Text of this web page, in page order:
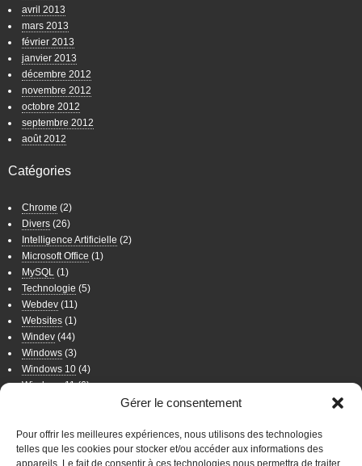
Gérer le consentement
Pour offrir les meilleures expériences, nous utilisons des technologies
telles que les cookies pour stocker et/ou accéder aux informations des
appareils. Le fait de consentir à ces technologies nous permettra de traiter
avril 2013
mars 2013
février 2013
janvier 2013
décembre 2012
novembre 2012
octobre 2012
septembre 2012
août 2012
Catégories
Chrome (2)
Divers (26)
Intelligence Artificielle (2)
Microsoft Office (1)
MySQL (1)
Technologie (5)
Webdev (11)
Websites (1)
Windev (44)
Windows (3)
Windows 10 (4)
Windows 11(6)
Wordpress(8)